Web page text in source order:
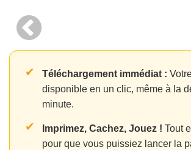
✔ Téléchargement immédiat :
disponible en un clic, même à la
minute.
✔ Imprimez, Cachez, Jouez ! Tout
pour que vous puissiez lancer la